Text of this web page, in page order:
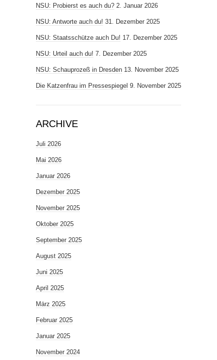
NSU: Probierst es auch du? 2. Januar 2026
NSU: Antworte auch du! 31. Dezember 2025
NSU: Staatsschütze auch Du! 17. Dezember 2025
NSU: Urteil auch du! 7. Dezember 2025
NSU: Schauprozeß in Dresden 13. November 2025
Die Katzenfrau im Pressespiegel 9. November 2025
ARCHIVE
Juli 2026
Mai 2026
Januar 2026
Dezember 2025
November 2025
Oktober 2025
September 2025
August 2025
Juni 2025
April 2025
März 2025
Februar 2025
Januar 2025
November 2024